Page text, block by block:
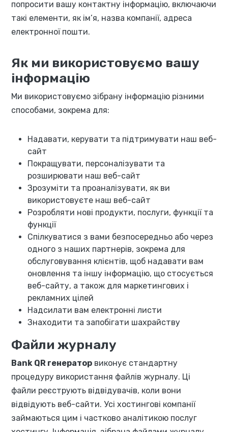
попросити вашу контактну інформацію, включаючи
такі елементи, як ім’я, назва компанії, адреса
електронної пошти.
Як ми використовуємо вашу
інформацію
Ми використовуємо зібрану інформацію різними
способами, зокрема для:
Надавати, керувати та підтримувати наш веб-
сайт
Покращувати, персоналізувати та
розширювати наш веб-сайт
Зрозуміти та проаналізувати, як ви
використовуєте наш веб-сайт
Розробляти нові продукти, послуги, функції та
функції
Спілкуватися з вами безпосередньо або через
одного з наших партнерів, зокрема для
обслуговування клієнтів, щоб надавати вам
оновлення та іншу інформацію, що стосується
веб-сайту, а також для маркетингових і
рекламних цілей
Надсилати вам електронні листи
Знаходити та запобігати шахрайству
Файли журналу
Bank QR генератор виконує стандартну
процедуру використання файлів журналу. Ці
файли реєструють відвідувачів, коли вони
відвідують веб-сайти. Усі хостингові компанії
займаються цим і частково аналітикою послуг